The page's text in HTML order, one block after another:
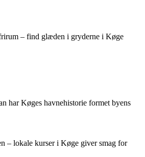
– find glæden i gryderne i Køge
har Køges havne­historie formet byens
– lokale kurser i Køge giver smag for